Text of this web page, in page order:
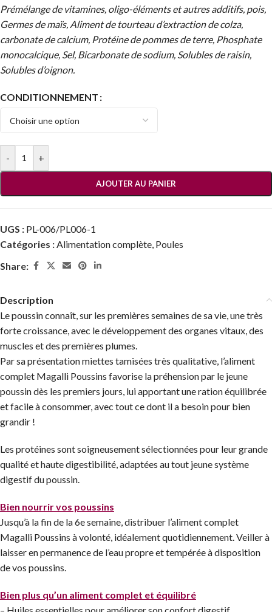
Prémélange de vitamines, oligo-éléments et autres additifs, pois,
Germes de maïs, Aliment de tourteau d’extraction de colza,
carbonate de calcium, Protéine de pommes de terre, Phosphate
monocalcique, Sel, Bicarbonate de sodium, Solubles de raisin,
Solubles d’oignon.
CONDITIONNEMENT
- +
AJOUTER AU PANIER
UGS : PL-006/PL006-1
Catégories : Alimentation complète Poules
Share:
Description
Le poussin connaît, sur les premières semaines de sa vie, une très
forte croissance, avec le développement des organes vitaux, des
muscles et des premières plumes.
Par sa présentation miettes tamisées très qualitative, l’aliment
complet Magalli Poussins favorise la préhension par le jeune
poussin dès les premiers jours, lui apportant une ration équilibrée
et facile à consommer, avec tout ce dont il a besoin pour bien
grandir !
Les protéines sont soigneusement sélectionnées pour leur grande
qualité et haute digestibilité, adaptées au tout jeune système
digestif du poussin.
Bien nourrir vos poussins
Jusqu’à la fin de la 6e semaine, distribuer l’aliment complet
Magalli Poussins à volonté, idéalement quotidiennement. Veiller à
laisser en permanence de l’eau propre et tempérée à disposition
de vos poussins.
Bien plus qu’un aliment complet et équilibré